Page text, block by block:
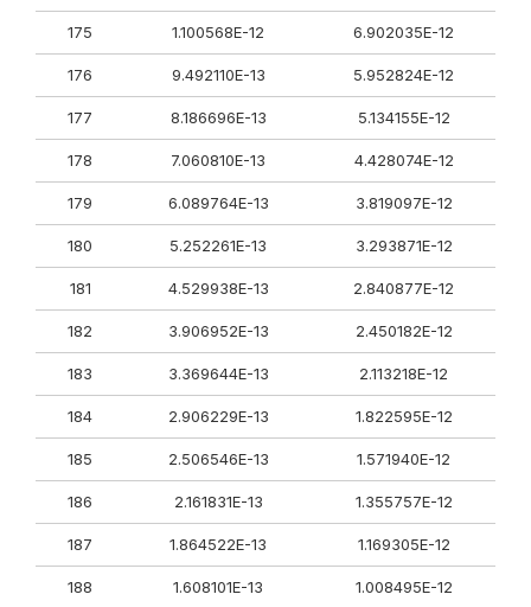
175 1.100568E-12 6.902035E-12
176 9.492110E-13 5.952824E-12
177 8.186696E-13 5.134155E-12
178 7.060810E-13 4.428074E-12
179 6.089764E-13 3.819097E-12
180 5.252261E-13 3.293871E-12
181 4.529938E-13 2.840877E-12
182 3.906952E-13 2.450182E-12
183 3.369644E-13 2.113218E-12
184 2.906229E-13 1.822595E-12
185 2.506546E-13 1.571940E-12
186 2.161831E-13 1.355757E-12
187 1.864522E-13 1.169305E-12
188 1.608101E-13 1.008495E-12